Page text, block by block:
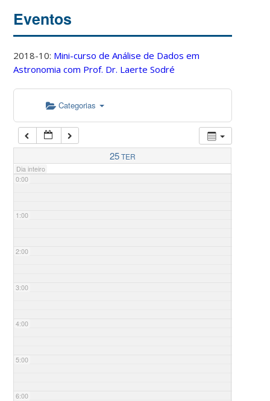
Eventos
2018-10: Mini-curso de Análise de Dados em
Astronomia com Prof. Dr. Laerte Sodré
Categorias
25TER
Dia inteiro
0:00
1:00
2:00
3:00
4:00
5:00
6:00